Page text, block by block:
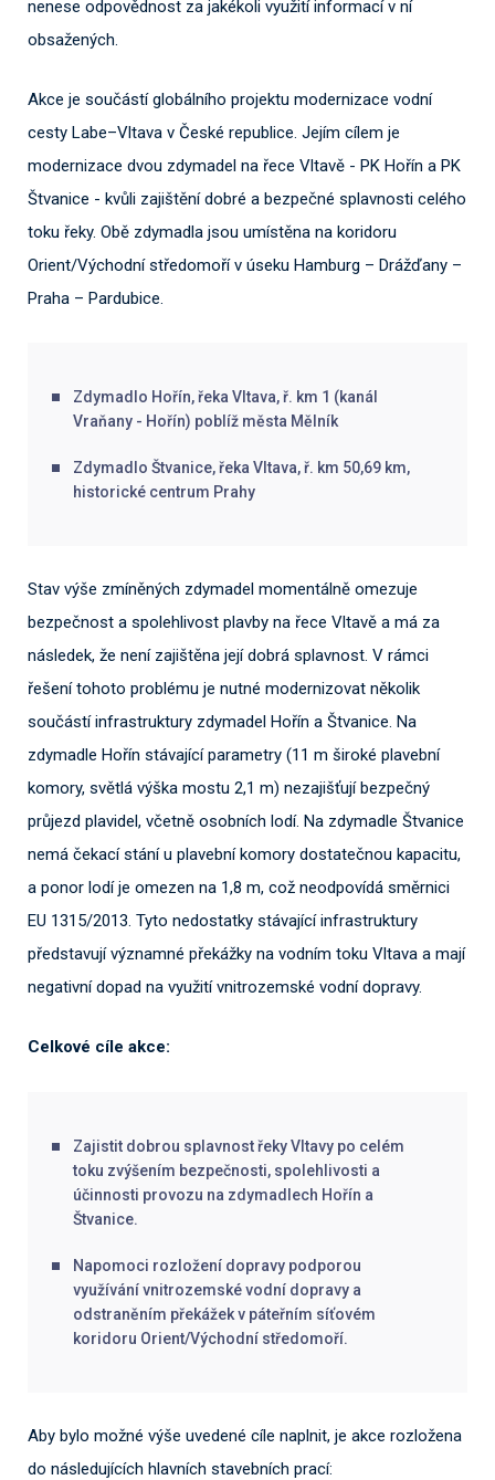
nenese odpovědnost za jakékoli využití informací v ní
obsažených.
Akce je součástí globálního projektu modernizace vodní
cesty Labe–Vltava v České republice. Jejím cílem je
modernizace dvou zdymadel na řece Vltavě - PK Hořín a PK
Štvanice - kvůli zajištění dobré a bezpečné splavnosti celého
toku řeky. Obě zdymadla jsou umístěna na koridoru
Orient/Východní středomoří v úseku Hamburg – Drážďany –
Praha – Pardubice.
Zdymadlo Hořín, řeka Vltava, ř. km 1 (kanál
Vraňany - Hořín) poblíž města Mělník
Zdymadlo Štvanice, řeka Vltava, ř. km 50,69 km,
historické centrum Prahy
Stav výše zmíněných zdymadel momentálně omezuje
bezpečnost a spolehlivost plavby na řece Vltavě a má za
následek, že není zajištěna její dobrá splavnost. V rámci
řešení tohoto problému je nutné modernizovat několik
součástí infrastruktury zdymadel Hořín a Štvanice. Na
zdymadle Hořín stávající parametry (11 m široké plavební
komory, světlá výška mostu 2,1 m) nezajišťují bezpečný
průjezd plavidel, včetně osobních lodí. Na zdymadle Štvanice
nemá čekací stání u plavební komory dostatečnou kapacitu,
a ponor lodí je omezen na 1,8 m, což neodpovídá směrnici
EU 1315/2013. Tyto nedostatky stávající infrastruktury
představují významné překážky na vodním toku Vltava a mají
negativní dopad na využití vnitrozemské vodní dopravy.
Celkové cíle akce:
Zajistit dobrou splavnost řeky Vltavy po celém
toku zvýšením bezpečnosti, spolehlivosti a
účinnosti provozu na zdymadlech Hořín a
Štvanice.
Napomoci rozložení dopravy podporou
využívání vnitrozemské vodní dopravy a
odstraněním překážek v páteřním síťovém
koridoru Orient/Východní středomoří.
Aby bylo možné výše uvedené cíle naplnit, je akce rozložena
do následujících hlavních stavebních prací: